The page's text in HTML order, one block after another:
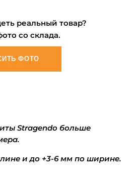
реальный товар?
со склада.
ФОТО
Stragendo больше
и до +3-6 мм по ширине.